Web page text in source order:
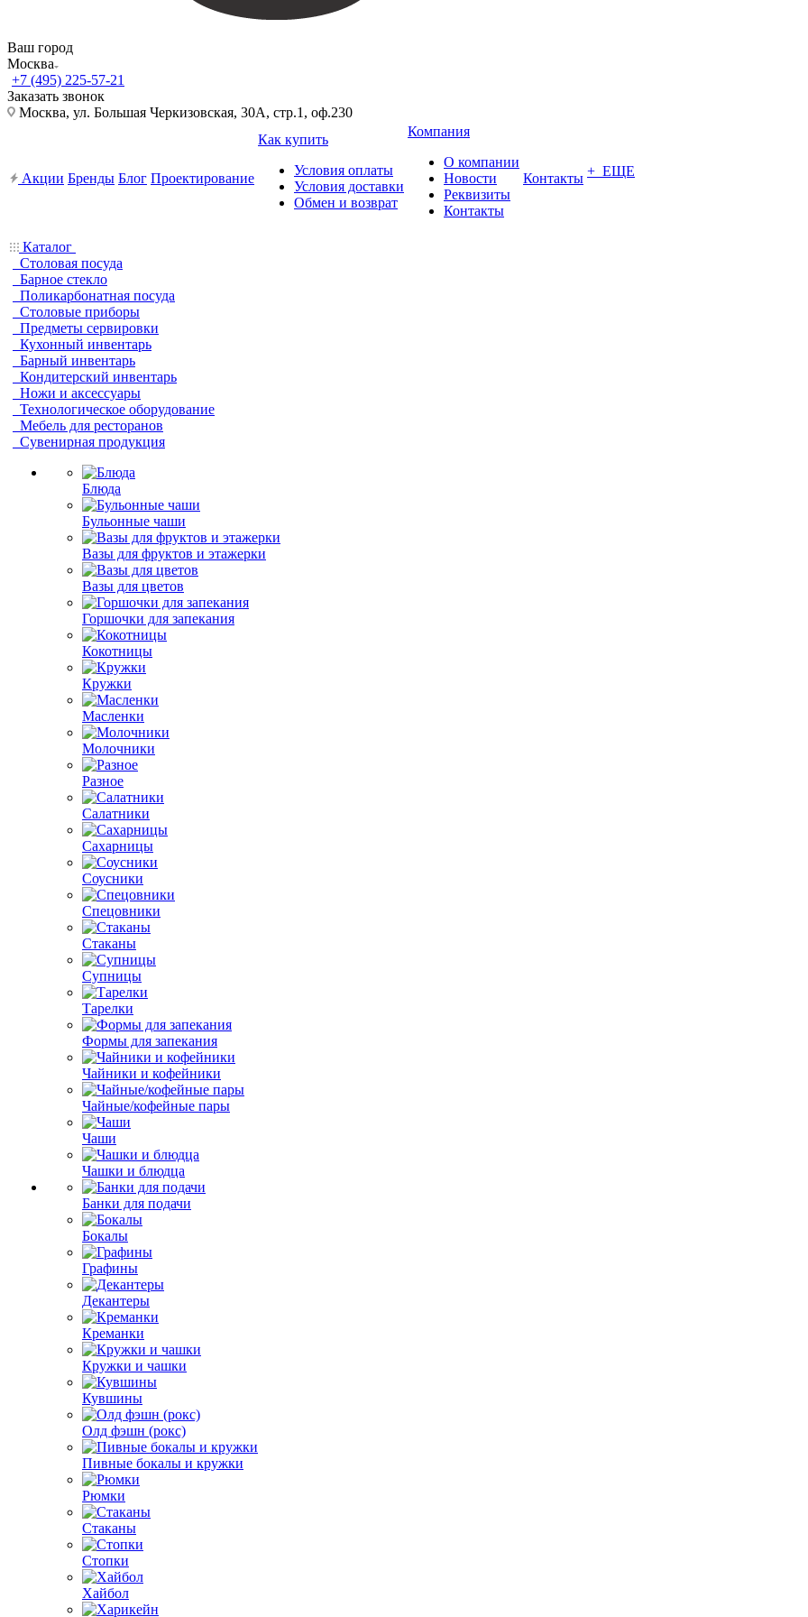
Ваш город
Москва
+7 (495) 225-57-21
Заказать звонок
Москва, ул. Большая Черкизовская, 30А, стр.1, оф.230
Акции Бренды Блог Проектирование
Как купить
Условия оплаты
Условия доставки
Обмен и возврат
Компания
О компании
Новости
Реквизиты
Контакты
Контакты + ЕЩЕ
Каталог
Столовая посуда
Барное стекло
Поликарбонатная посуда
Столовые приборы
Предметы сервировки
Кухонный инвентарь
Барный инвентарь
Кондитерский инвентарь
Ножи и аксессуары
Технологическое оборудование
Мебель для ресторанов
Сувенирная продукция
Блюда
Бульонные чаши
Вазы для фруктов и этажерки
Вазы для цветов
Горшочки для запекания
Кокотницы
Кружки
Масленки
Молочники
Разное
Салатники
Сахарницы
Соусники
Спецовники
Стаканы
Супницы
Тарелки
Формы для запекания
Чайники и кофейники
Чайные/кофейные пары
Чаши
Чашки и блюдца
Банки для подачи
Бокалы
Графины
Декантеры
Креманки
Кружки и чашки
Кувшины
Олд фэшн (рокс)
Пивные бокалы и кружки
Рюмки
Стаканы
Стопки
Хайбол